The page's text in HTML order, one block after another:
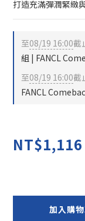
打造充滿彈潤緊緻
至08/19 16:00截
組 | FANCL
至08/19 16:00截
FANCL
NT$1,116
加入購